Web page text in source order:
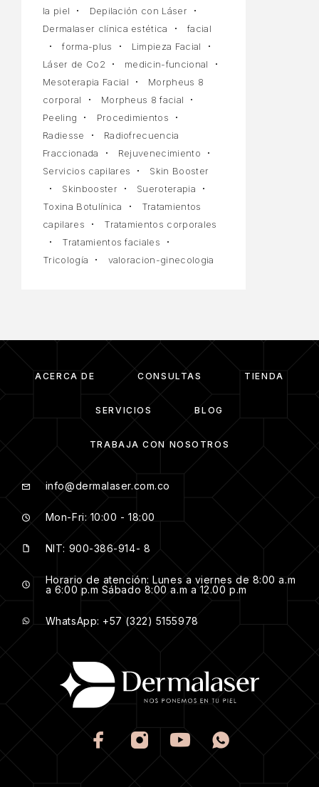
la piel
Depilación con Láser
Dermalaser clínica estética
facial
forma-plus
Limpieza Facial
Láser de Co2
medicin-funcional
Mesoterapia Facial
Morpheus 8
corporal
Morpheus 8 facial
Peeling
Procedimientos
Radiesse
Radiofrecuencia
Fraccionada
Rejuvenecimiento
Servicios capilares
Skin Booster
Skinbooster
Sueroterapia
Toxina Botulínica
Tratamientos
capilares
Tratamientos corporales
Tratamientos faciales
Tricología
valoracion-ginecologia
ACERCA DE CONSULTAS TIENDA
SERVICIOS BLOG
TRABAJA CON NOSOTROS
info@dermalaser.com.co
Mon-Fri: 10:00 - 18:00
NIT: 900-386-914- 8
Horario de atención: Lunes a viernes de 8:00 a.m
a 6:00 p.m Sábado 8:00 a.m a 12.00 p.m
WhatsApp: +57 (322) 5155978